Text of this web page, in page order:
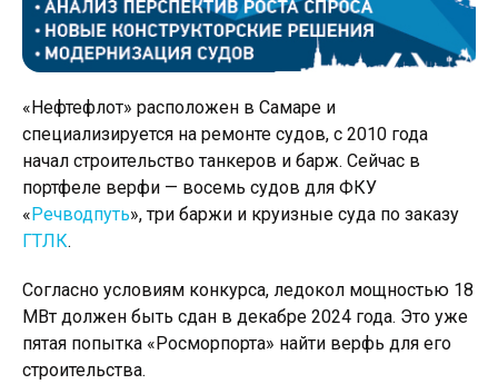
«Нефтефлот» расположен в Самаре и
специализируется на ремонте судов, с 2010 года
начал строительство танкеров и барж. Сейчас в
портфеле верфи — восемь судов для ФКУ
«Речводпуть», три баржи и круизные суда по заказу
ГТЛК.
Согласно условиям конкурса, ледокол мощностью 18
МВт должен быть сдан в декабре 2024 года. Это уже
пятая попытка «Росморпорта» найти верфь для его
строительства.